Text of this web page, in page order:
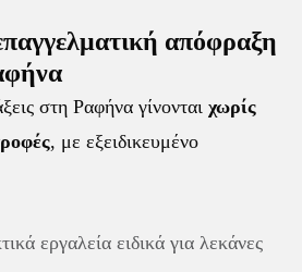
απόφραξη
στη Ραφήνα γίνονται χωρίς
, με εξειδικευμένο
εργαλεία ειδικά για λεκάνες